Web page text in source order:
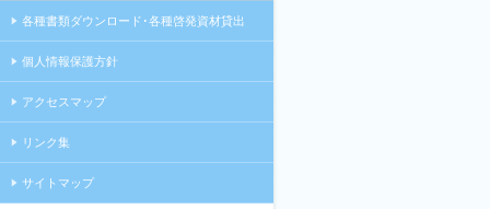
各種書類ダウンロード･各種啓発資材貸出
個人情報保護方針
アクセスマップ
リンク集
サイトマップ